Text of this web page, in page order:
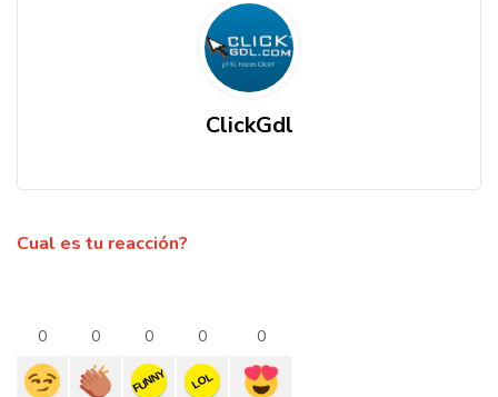
ClickGdl
Cual es tu reacción?
0 0 0
FUNNY
0
LOL
0